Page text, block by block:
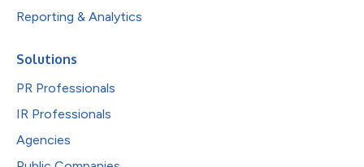
Reporting & Analytics
Solutions
PR Professionals
IR Professionals
Agencies